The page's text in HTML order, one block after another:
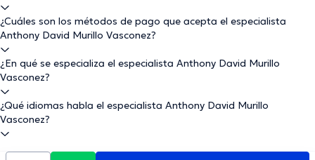
¿Cuáles son los métodos de pago que acepta el especialista
Anthony David Murillo Vasconez?
¿En qué se especializa el especialista Anthony David Murillo
Vasconez?
¿Qué idiomas habla el especialista Anthony David Murillo
Vasconez?